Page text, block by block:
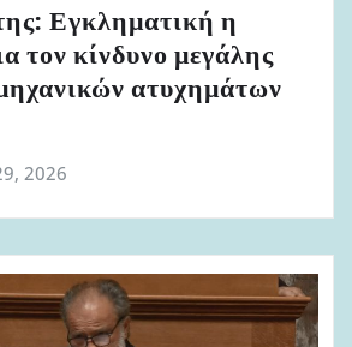
Εγκληματική η
τον κίνδυνο μεγάλης
ατυχημάτων
2026